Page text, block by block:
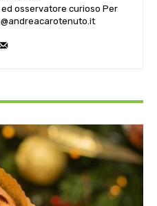
osservatore curioso Per